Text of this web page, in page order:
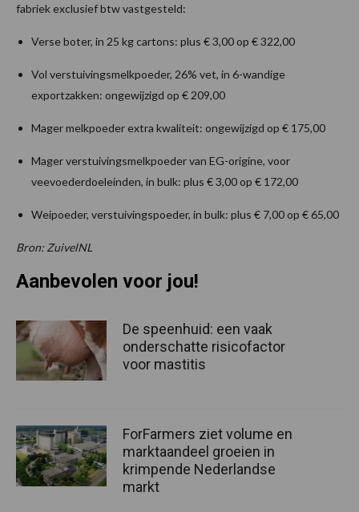
fabriek exclusief btw vastgesteld:
Verse boter, in 25 kg cartons: plus € 3,00 op € 322,00
Vol verstuivingsmelkpoeder, 26% vet, in 6-wandige
exportzakken: ongewijzigd op € 209,00
Mager melkpoeder extra kwaliteit: ongewijzigd op € 175,00
Mager verstuivingsmelkpoeder van EG-origine, voor
veevoederdoeleinden, in bulk: plus € 3,00 op € 172,00
Weipoeder, verstuivingspoeder, in bulk: plus € 7,00 op € 65,00
Bron: ZuivelNL
Aanbevolen voor jou!
De speenhuid: een vaak
onderschatte risicofactor
voor mastitis
ForFarmers ziet volume en
marktaandeel groeien in
krimpende Nederlandse
markt